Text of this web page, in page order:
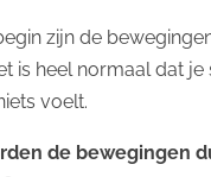
zijn de
is heel normaal dat
voelt.
de bewegingen